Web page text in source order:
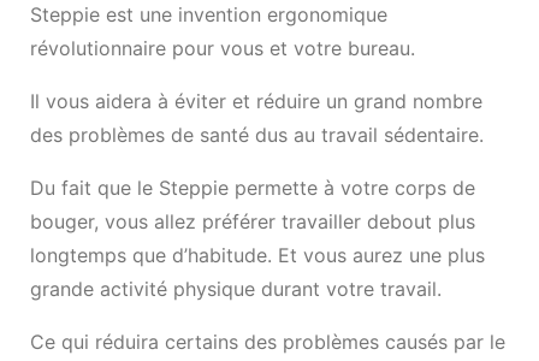
Steppie est une invention ergonomique
révolutionnaire pour vous et votre bureau.
Il vous aidera à éviter et réduire un grand nombre
des problèmes de santé dus au travail sédentaire.
Du fait que le Steppie permette à votre corps de
bouger, vous allez préférer travailler debout plus
longtemps que d’habitude. Et vous aurez une plus
grande activité physique durant votre travail.
Ce qui réduira certains des problèmes causés par le